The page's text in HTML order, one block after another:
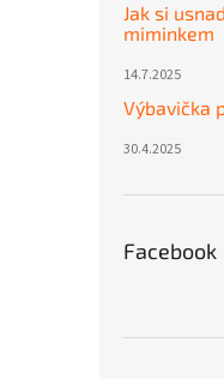
Jak si
miminkem
14.7.2025
Výbavička
30.4.2025
Facebook